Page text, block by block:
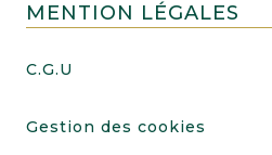
MENTION LÉGALES
C.G.U
Gestion des cookies